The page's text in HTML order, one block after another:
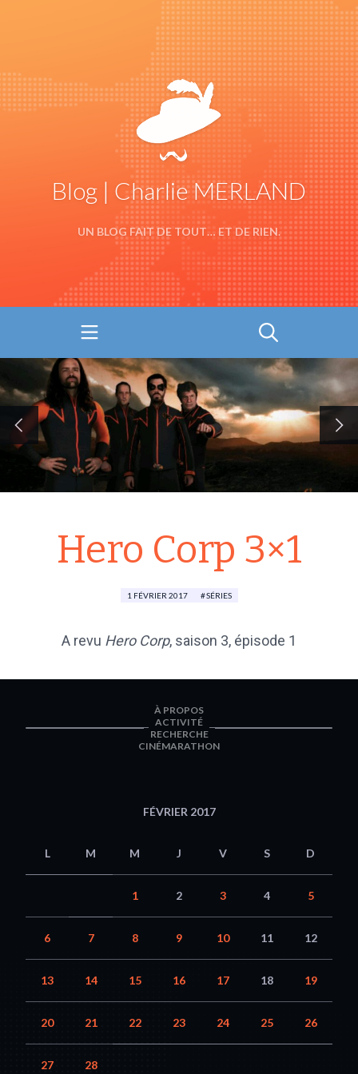
Blog | Charlie MERLAND
UN BLOG FAIT DE TOUT… ET DE RIEN.
Hero Corp 3×1
1 FÉVRIER 2017 SÉRIES
​​​A revu Hero Corp, saison 3, épisode 1
À PROPOS
ACTIVITÉ
RECHERCHE
CINÉMARATHON
FÉVRIER 2017
L M M J V S D
1 2 3 4 5
6 7 8 9 10 11 12
13 14 15 16 17 18 19
20 21 22 23 24 25 26
27 28